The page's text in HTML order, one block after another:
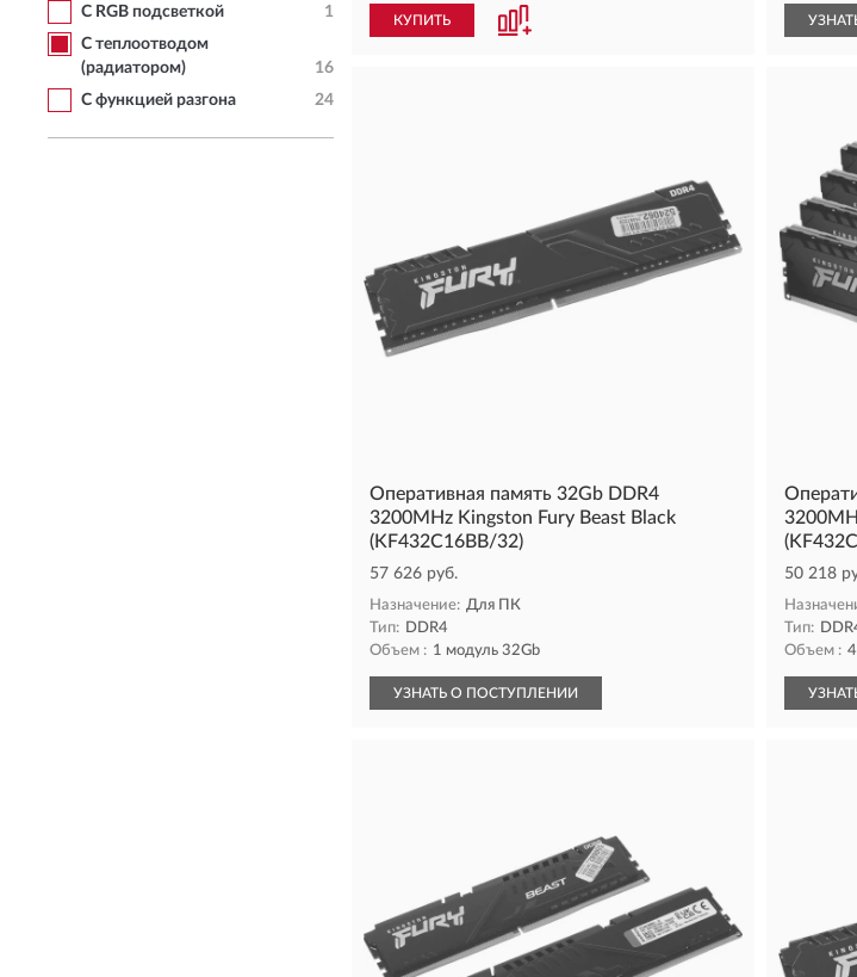
С RGB подсветкой
1
С теплоотводом
(радиатором)
16
С функцией разгона
24
КУПИТЬ
Оперативная память 32Gb DDR4
3200MHz Kingston Fury Beast Black
(KF432C16BB/32)
57 626 руб.
Назначение: Для ПК
Тип: DDR4
Объем : 1 модуль 32Gb
УЗНАТЬ О ПОСТУПЛЕНИИ
50 218
Тип:
Объем :